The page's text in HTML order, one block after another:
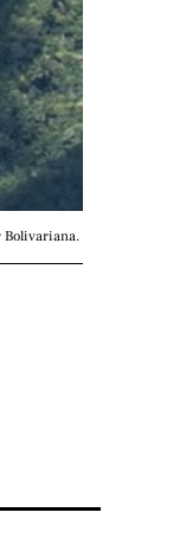
Bolivariana.